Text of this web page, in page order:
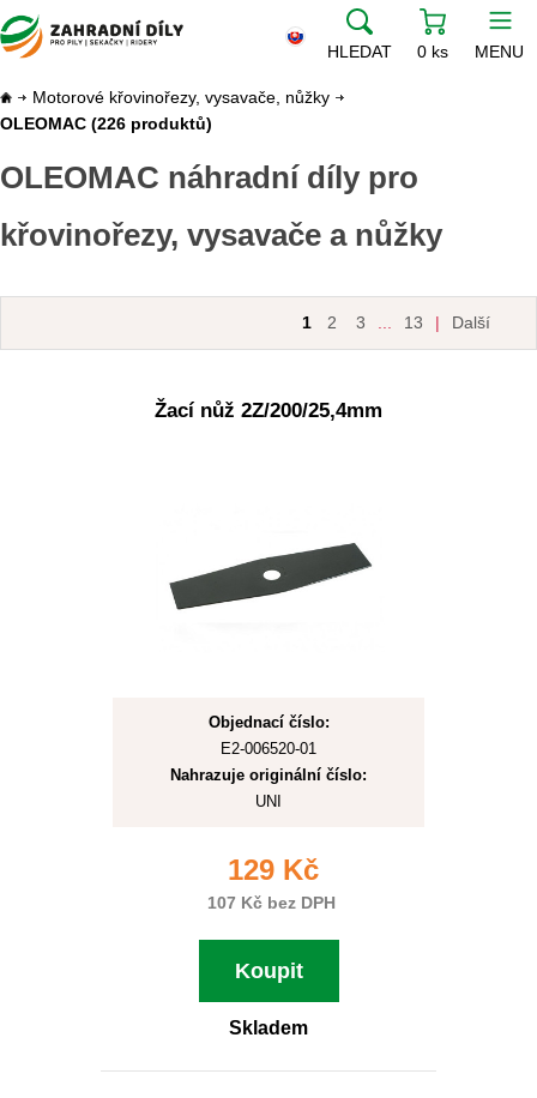
HLEDAT 0 ks MENU
Motorové křovinořezy, vysavače, nůžky
OLEOMAC (226 produktů)
OLEOMAC náhradní díly pro
křovinořezy, vysavače a nůžky
1 2 3 13 | Další
Žací nůž 2Z/200/25,4mm
Objednací číslo:
E2-006520-01
Nahrazuje originální číslo:
UNI
129 Kč
107 Kč bez DPH
Koupit
Skladem